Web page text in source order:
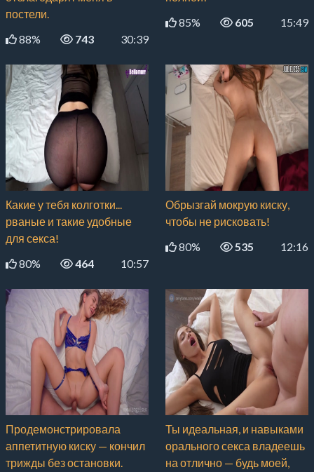
постели.
88%
743 30:39
85%
605 15:49
Какие у тебя колготки...
рваные и такие удобные
для секса!
80%
464 10:57
Обрызгай мокрую киску,
чтобы не рисковать!
80%
535 12:16
Продемонстрировала
аппетитную киску — кончил
трижды без остановки.
Ты идеальная, и навыками
орального секса владеешь
на отлично — будь моей,